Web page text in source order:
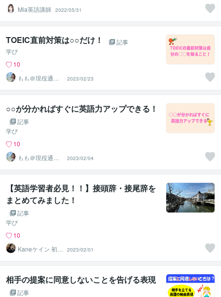
Mia英語講師 2022/05/31
TOEIC直前対策は○○だけ！
記事
学び
10
もも＠現役通
訳・翻訳（英
韓）
2023/02/23
○○が分かればすぐに英語力アップできる！
記事
学び
10
もも＠現役通
訳・翻訳（英
韓）
2023/02/04
【英語学習者必見！！】接頭辞・接尾辞を
まとめてみました！
記事
学び
10
Kaneケイン 初心
者のための英会
話講師
2023/02/01
相手の提案に同意しないことを告げる表現
記事